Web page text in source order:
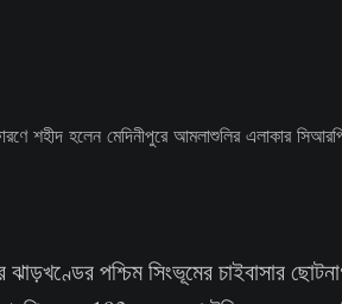
পশ্চিম সিংভূমের চাইবাসার